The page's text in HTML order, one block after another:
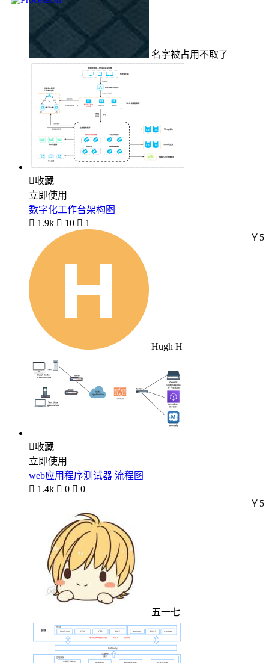
名字被占用不取了
收藏
立即使用
数字化工作台架构图
 1.9k  10  1
Hugh H
￥5
收藏
立即使用
web应用程序测试器 流程图
 1.4k  0  0
五一七
￥5